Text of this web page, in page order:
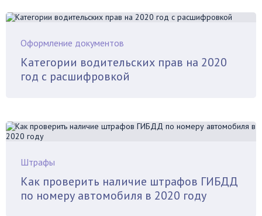
Оформление документов
Категории водительских прав на 2020
год с расшифровкой
Штрафы
Как проверить наличие штрафов ГИБДД
по номеру автомобиля в 2020 году